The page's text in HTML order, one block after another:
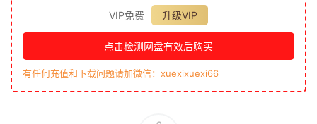
VIP免费
升级VIP
点击检测网盘有效后购买
有任何充值和下载问题请加微信：xuexixuexi66